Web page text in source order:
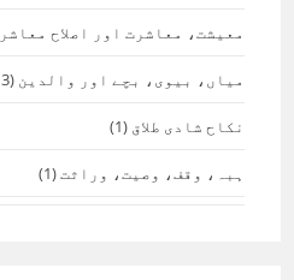
معیشت، معاشرت اور اصلاح
میاں، بیوی، بچے اور والدین (13)
نکاح شادی طلاق (1)
ہبہ، وقف، وصیت، وراثت(1)